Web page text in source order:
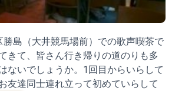
島（大井競馬場前）での歌声喫茶で
きて、皆さん行き帰りの道のりも多
ないでしょうか。1回目からいらして
友達同士連れ立って初めていらして